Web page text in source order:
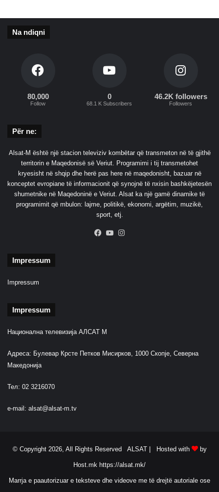
Na ndiqni
80,000
Follow
0
68.1 K Subscribers
46.2K followers
Followers
Për ne:
Alsat-M është një stacion televiziv kombëtar që transmeton në të gjithë
territorin e Maqedonisë së Veriut. Programimi i tij transmetohet
kryesisht në shqip dhe herë pas here në maqedonisht, bazuar në
konceptet evropiane të informacionit që synojnë të nxisin bashkëjetesën
shumetnike në Maqedoninë e Veriut. Alsat ka një gamë dinamike të
programimit që mbulon: lajme, politikë, ekonomi, argëtim, muzikë,
sport, etj.
Facebook
YouTube
Impressum
Impressum
Impressum
Национална телевизија АЛСАТ М
Адреса: Булевар Крсте Петков Мисирков, 1000 Скопје, Северна
Македонија
Тел: 02 3216070
e-mail: alsat@alsat-m.tv
© Copyright 2026, All Rights Reserved ALSAT | Hosted with by
Host.mk https://alsat.mk/
Marrja e paautorizuar e teksteve dhe videove me të drejtë autoriale ose